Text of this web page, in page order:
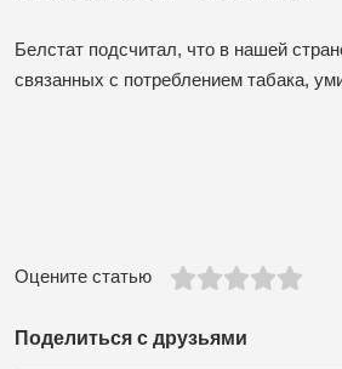
Белстат подсчитал, что в нашей
связанных с потреблением табака,
Оцените статью
Поделиться с друзьями